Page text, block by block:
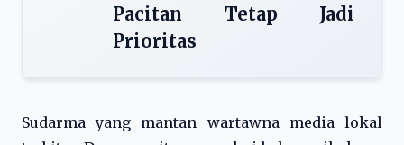
Pacitan Tetap Jadi
Prioritas
Sudarma yang mantan wartawna media lokal